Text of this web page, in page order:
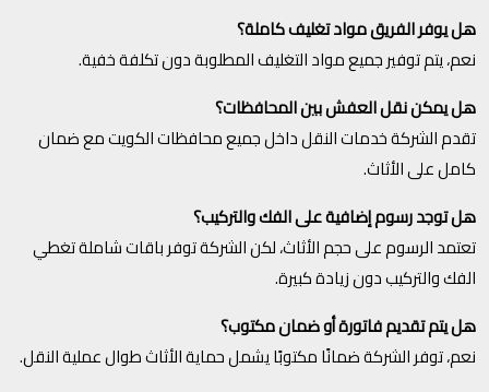
هل يوفر الفريق مواد تغليف كاملة؟
نعم، يتم توفير جميع مواد التغليف المطلوبة دون تكلفة خفية.
هل يمكن نقل العفش بين المحافظات؟
تقدم الشركة خدمات النقل داخل جميع محافظات الكويت مع ضمان
كامل على الأثاث.
هل توجد رسوم إضافية على الفك والتركيب؟
تعتمد الرسوم على حجم الأثاث، لكن الشركة توفر باقات شاملة تغطي
الفك والتركيب دون زيادة كبيرة.
هل يتم تقديم فاتورة أو ضمان مكتوب؟
نعم، توفر الشركة ضمانًا مكتوبًا يشمل حماية الأثاث طوال عملية النقل.